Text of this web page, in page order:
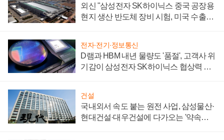
외신 "삼성전자 SK하이닉스 중국 공장용
현지 생산 반도체 장비 시험, 미국 수출통
전자·전기·정보통신
D램과 HBM 내년 물량도 '품절', 고객사 위
기감이 삼성전자 SK하이닉스 협상력 더
건설
국내외서 속도 붙는 원전 사업, 삼성물산·
현대건설·대우건설에 다가오는 '약속의